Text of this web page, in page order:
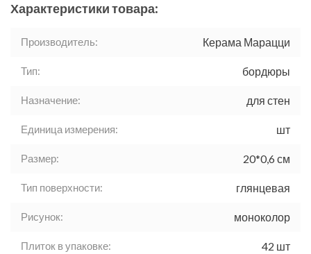
Характеристики товара:
Производитель: Керама Марацци
Тип: бордюры
Назначение: для стен
Единица измерения: шт
Размер: 20*0,6 см
Тип поверхности: глянцевая
Рисунок: моноколор
Плиток в упаковке: 42 шт